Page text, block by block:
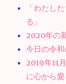
「わたし
る」
2020年の
今日の令
2019年11
に心から